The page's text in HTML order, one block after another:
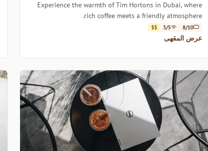
Experience the warmth of Tim Hortons in Dubai, where
rich coffee meets a friendly atmosphere.
8/10
3/5
$$
عرض المقهى